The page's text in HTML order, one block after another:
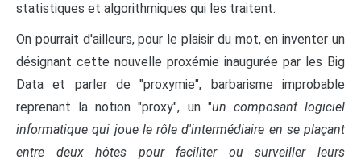
statistiques et algorithmiques qui les traitent.
On pourrait d'ailleurs, pour le plaisir du mot, en inventer un
désignant cette nouvelle proxémie inaugurée par les Big
Data et parler de "proxymie", barbarisme improbable
reprenant la notion "proxy", un "un composant logiciel
informatique qui joue le rôle d'intermédiaire en se plaçant
entre deux hôtes pour faciliter ou surveiller leurs